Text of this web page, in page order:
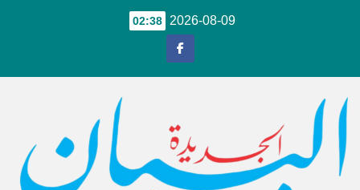
2026-08-09
02:38